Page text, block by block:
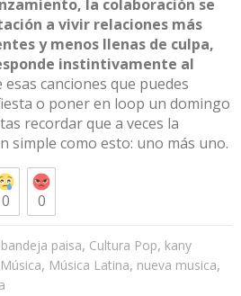
la colaboración se
a vivir relaciones más
y menos llenas de culpa,
instintivamente al
esas canciones que puedes
o poner en loop un domingo
recordar que a veces la
simple como esto: uno más uno.
0 0
bandeja paisa, Cultura Pop, kany
Música, Música Latina, nueva musica,